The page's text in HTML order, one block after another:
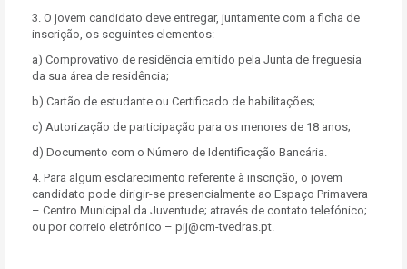
3. O jovem candidato deve entregar, juntamente com a ficha de
inscrição, os seguintes elementos:
a) Comprovativo de residência emitido pela Junta de freguesia
da sua área de residência;
b) Cartão de estudante ou Certificado de habilitações;
c) Autorização de participação para os menores de 18 anos;
d) Documento com o Número de Identificação Bancária.
4. Para algum esclarecimento referente à inscrição, o jovem
candidato pode dirigir-se presencialmente ao Espaço Primavera
– Centro Municipal da Juventude; através de contato telefónico;
ou por correio eletrónico – pij@cm-tvedras.pt.